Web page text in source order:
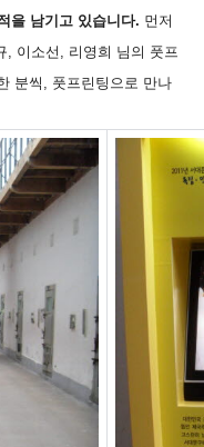
을 남기고 있습니다. 먼저
, 이소선, 리영희 님의 풋프
분씩, 풋프린팅으로 만나